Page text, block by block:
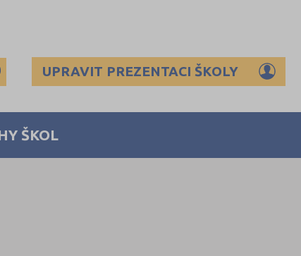
UPRAVIT PREZENTACI ŠKOLY
ŠKOL